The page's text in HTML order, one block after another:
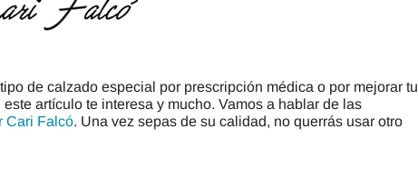
de calzado especial por prescripción médica o por mejorar tu
artículo te interesa y mucho. Vamos a hablar de las
Cari Falcó. Una vez sepas de su calidad, no querrás usar otro